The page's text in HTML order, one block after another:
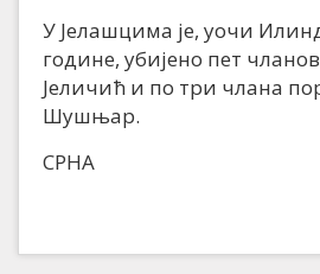
У Јелашцима је, уочи
године, убијено пет
Јеличић и по три члана
Шушњар.
СРНА